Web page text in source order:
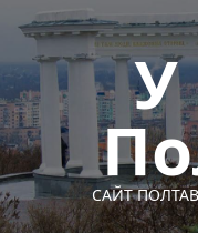
Перейти
вмісту
У
САЙТ